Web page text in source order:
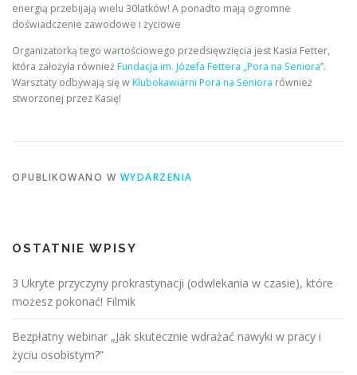
energią przebijają wielu 30latków! A ponadto mają ogromne
doświadczenie zawodowe i życiowe
Organizatorką tego wartościowego przedsięwzięcia jest Kasia Fetter,
która założyła równieżFundacja im. Józefa Fettera „Pora na Seniora”.
Warsztaty odbywają się wKlubokawiarni Pora na Seniora również
stworzonej przez Kasię!
OPUBLIKOWANO W WYDARZENIA
OSTATNIE WPISY
3 Ukryte przyczyny prokrastynacji (odwlekania w czasie), które
możesz pokonać! Filmik
Bezpłatny webinar „Jak skutecznie wdrażać nawyki w pracy i
życiu osobistym?”